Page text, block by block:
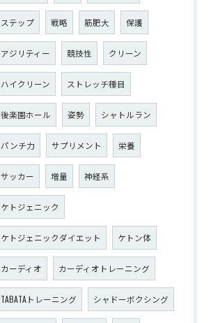
ステップ 戦略 筋肥大 保護
アジリティー 競技性 クリーン
ハイクリーン ストレッチ種目
後楽園ホール 姿勢 シャトルラン
パンチ力 サプリメント 栄養
サッカー 増量 神経系
ケトジェニック
ケトジェニックダイエット ケトン体
カーディオ カーディオトレーニング
TABATAトレーニング シャドーボクシング